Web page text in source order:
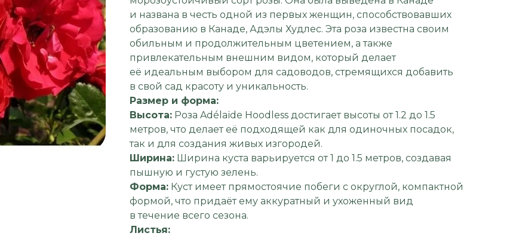
и названа в честь одной из первых женщин, способствовавших
образованию в Канаде, Адэлы Худлес. Эта роза известна своим
обильным и продолжительным цветением, а также
привлекательным внешним видом, который делает
её идеальным выбором для садоводов, стремящихся добавить
в свой сад красоту и уникальность.
Размер и форма:
Высота: Роза Adélaïde Hoodless достигает высоты от 1.2 до 1.5
метров, что делает её подходящей как для одиночных посадок,
так и для создания живых изгородей.
Ширина: Ширина куста варьируется от 1 до 1.5 метров, создавая
пышную и густую зелень.
Форма: Куст имеет прямостоячие побеги с округлой, компактной
формой, что придаёт ему аккуратный и ухоженный вид
в течение всего сезона.
Листья: